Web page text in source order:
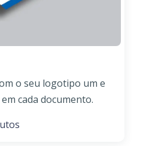
o seu logotipo um e
cada documento.